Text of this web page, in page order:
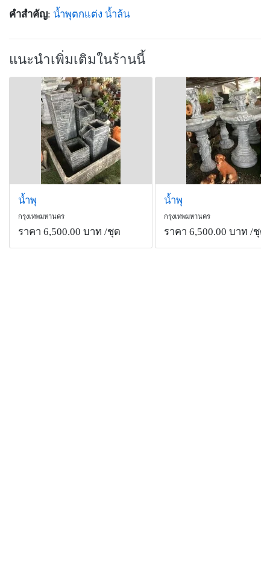
คำสำคัญ: น้ำพุตกแต่ง น้ำล้น
แนะนำเพิ่มเติมในร้านนี้
น้ำพุ
กรุงเทพมหานคร
ราคา 6,500.00 บาท /ชุด
น้ำพุ
กรุงเทพมหานคร
ราคา 6,500.00 บาท /ชุด